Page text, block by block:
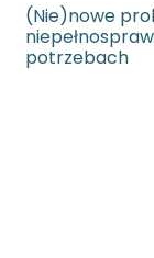
(Nie)nowe
potrzebach